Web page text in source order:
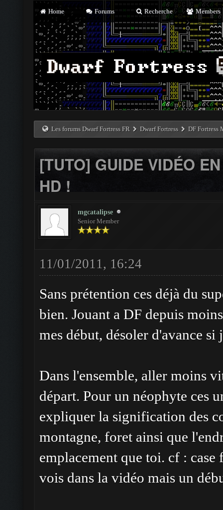
Home Forums Recherche Members
Les forums Dwarf Fortress FR Dwarf Fortress DF Fortress
[TUTO] GUIDE VIDÉO
HD !
mgcatalipse
Senior Member
11/01/2011, 16:24
Sans prétention ces déjà du
bien. Jouant a DF depuis
mes début, désoler d'avance
Dans l'ensemble, aller moins
départ. Pour un néophyte ces
expliquer la signification des
montagne, foret ainsi que
emplacement que toi. cf : case
vois dans la vidéo mais un